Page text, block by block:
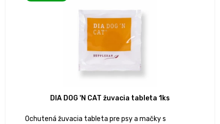
DIA DOG 'N CAT žuvacia tableta 1ks
Ochutená žuvacia tableta pre psy a mačky s